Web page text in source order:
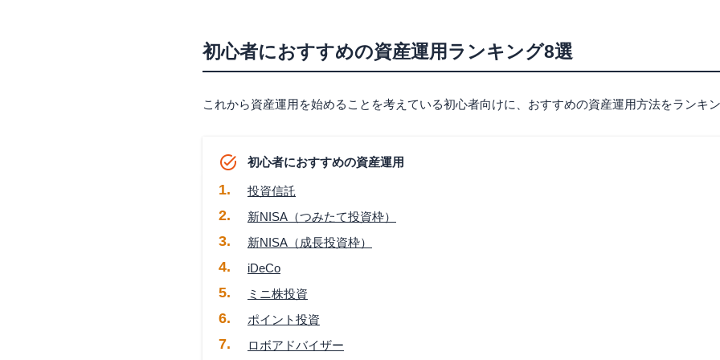
初心者におすすめの資産運用ランキング8選
これから資産運用を始めることを考えている初心者向けに、おすすめの資産運用方法をランキン
初心者におすすめの資産運用
投資信託
新NISA（つみたて投資枠）
新NISA（成長投資枠）
iDeCo
ミニ株投資
ポイント投資
ロボアドバイザー